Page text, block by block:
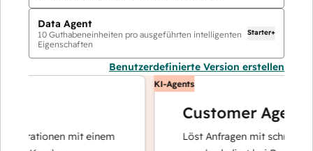
Data Agent
10 Guthabeneinheiten pro ausgeführten intelligenten
Eigenschaften
Starter+
Benutzerdefinierte Version erstellen
mit einem
KI-Agents
Customer Agent
Löst Anfragen mit schnellen,